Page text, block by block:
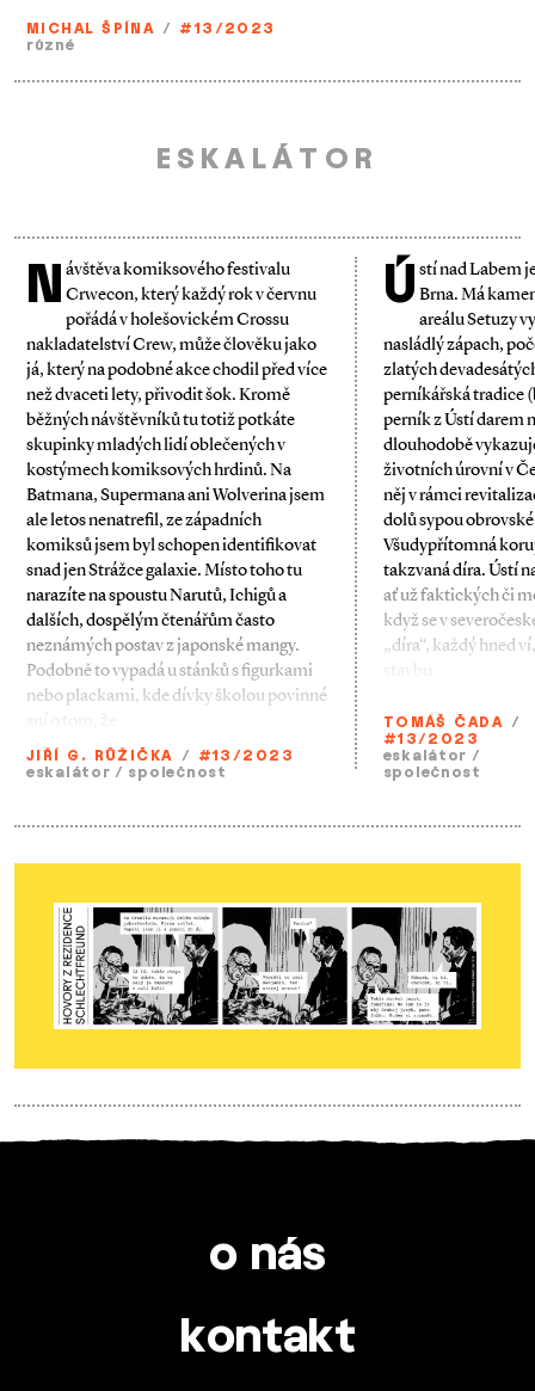
MICHAL ŠPÍNA / #13/2023
různé
ESKALÁTOR
N
ávštěva komiksového festivalu
Crwecon, který každý rok v červnu
pořádá v holešovickém Crossu
nakladatelství Crew, může člověku jako
já, který na podobné akce chodil před více
než dvaceti lety, přivodit šok. Kromě
běžných návštěvníků tu totiž potkáte
skupinky mladých lidí oblečených v
kostýmech komiksových hrdinů. Na
Batmana, Supermana ani Wolverina jsem
ale letos nenatrefil, ze západních
komiksů jsem byl schopen identifikovat
snad jen Strážce galaxie. Místo toho tu
narazíte na spoustu Narutů, Ichigů a
dalších, dospělým čtenářům často
neznámých postav z japonské mangy.
Podobně to vypadá u stánků s figurkami
nebo plackami, kde dívky školou povinné
JIŘÍ G. RŮŽIČKA / #13/2023
eskalátor / společnost
Ú
stí nad Labem
Brna. Má
areálu Setuzy
nasládlý zápach,
zlatých
perníkářská tradice
perník z Ústí darem
dlouhodobě
životních úrovní v
něj v rámci
dolů sypou
Všudypřítomná
takzvaná díra. Ústí
ať už faktických či
když se v
„díra“, každý hned
stavbu
TOMÁŠ ČADA /
#13/2023
eskalátor /
společnost
o nás
kontakt